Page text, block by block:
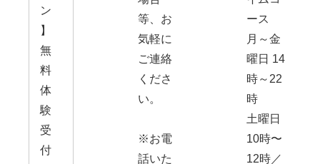
ン
】
無
料
体
験
受
付
等、お
気軽に
ご連絡
くださ
い。
※お電
話いた
ース
月～金
曜日 14
時～22
時
土曜日
10時〜
12時／